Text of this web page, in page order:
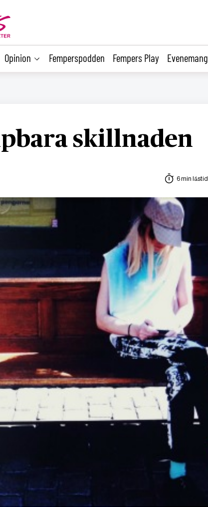
Opinion Femperspodden Fempers Play Evenemang
skillnaden
6 min lästid